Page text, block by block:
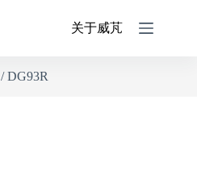
关于威芃
/ DG93R